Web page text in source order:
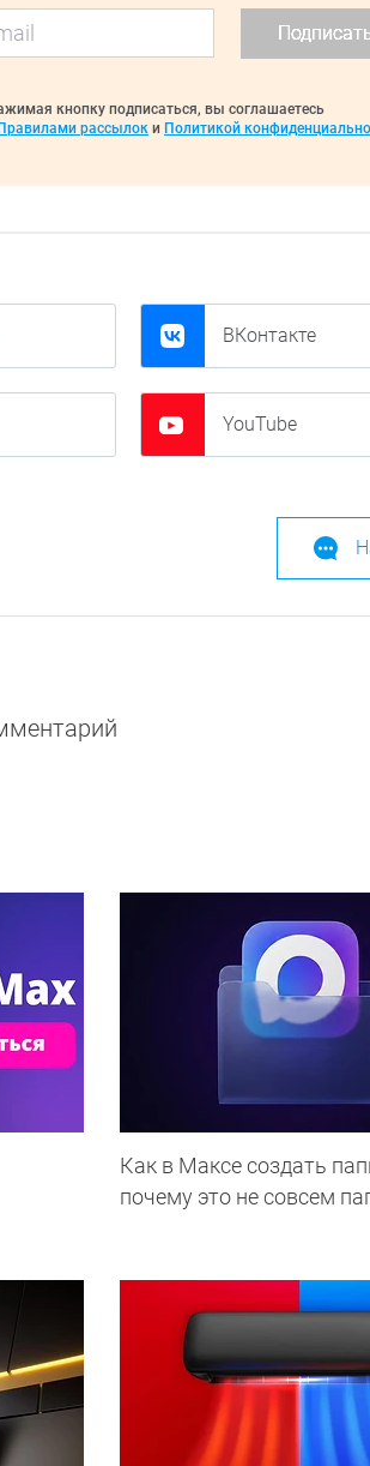
кнопку подписаться, вы соглашаетесь
Правилами рассылок и Политикой
ВКонтакте
YouTube
Как в Максе создать
почему это не совсем